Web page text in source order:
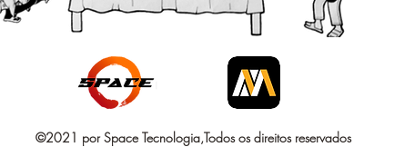
©2021 por Space Tecnologia,Todos os direitos reservados